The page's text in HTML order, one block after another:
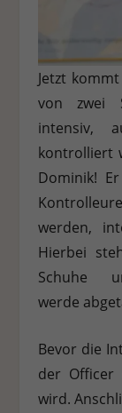
Jetzt
von zwei
intensiv,
kontrolliert
Dominik!
werden,
Hierbei
Schuhe
werde
Bevor die
der
wird.